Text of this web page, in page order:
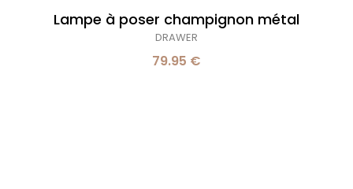
Lampe à poser champignon métal
DRAWER
79.95 €